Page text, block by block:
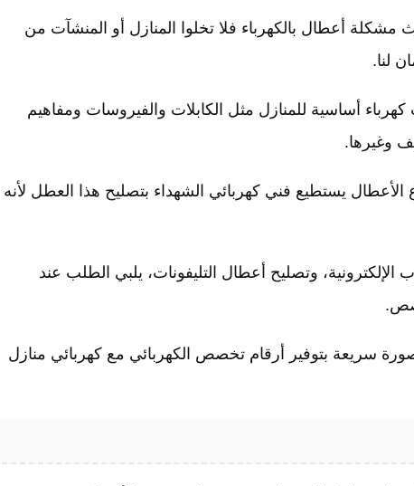
مشكلة أعطال بالكهرباء فلا تخلوا المنازل أو المنشآت من
لنا.
أساسية للمنازل مثل الكابلات والفيروسات ومفاهيم
وغيرها.
الأعطال يستطيع فني كهربائي الشهداء بتصليح هذا العطل لأنه
الإلكترونية، وتصليح أعطال التليفونات، يلبي الطلب عند
سريعة بتوفير أرقام تخصص الكهربائي مع كهربائي منازل